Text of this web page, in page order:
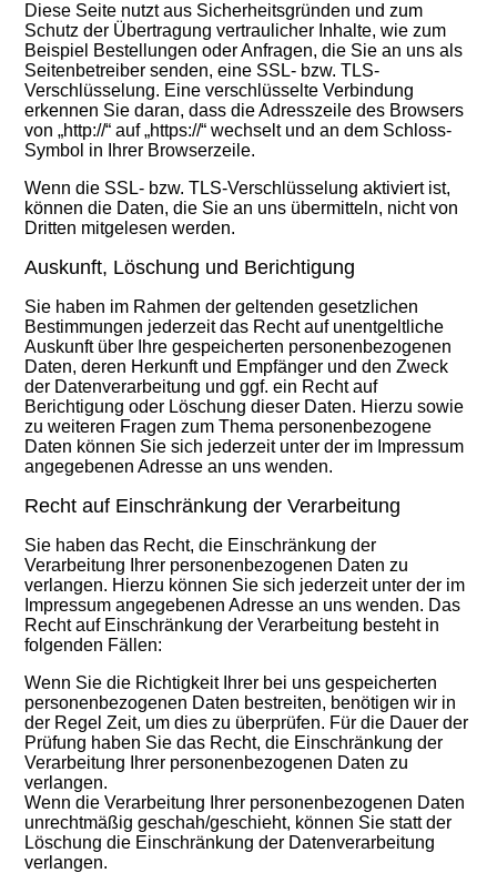
Diese Seite nutzt aus Sicherheitsgründen und zum
Schutz der Übertragung vertraulicher Inhalte, wie zum
Beispiel Bestellungen oder Anfragen, die Sie an uns als
Seitenbetreiber senden, eine SSL- bzw. TLS-
Verschlüsselung. Eine verschlüsselte Verbindung
erkennen Sie daran, dass die Adresszeile des Browsers
von „http://“ auf „https://“ wechselt und an dem Schloss-
Symbol in Ihrer Browserzeile.
Wenn die SSL- bzw. TLS-Verschlüsselung aktiviert ist,
können die Daten, die Sie an uns übermitteln, nicht von
Dritten mitgelesen werden.
Auskunft, Löschung und Berichtigung
Sie haben im Rahmen der geltenden gesetzlichen
Bestimmungen jederzeit das Recht auf unentgeltliche
Auskunft über Ihre gespeicherten personenbezogenen
Daten, deren Herkunft und Empfänger und den Zweck
der Datenverarbeitung und ggf. ein Recht auf
Berichtigung oder Löschung dieser Daten. Hierzu sowie
zu weiteren Fragen zum Thema personenbezogene
Daten können Sie sich jederzeit unter der im Impressum
angegebenen Adresse an uns wenden.
Recht auf Einschränkung der Verarbeitung
Sie haben das Recht, die Einschränkung der
Verarbeitung Ihrer personenbezogenen Daten zu
verlangen. Hierzu können Sie sich jederzeit unter der im
Impressum angegebenen Adresse an uns wenden. Das
Recht auf Einschränkung der Verarbeitung besteht in
folgenden Fällen:
Wenn Sie die Richtigkeit Ihrer bei uns gespeicherten
personenbezogenen Daten bestreiten, benötigen wir in
der Regel Zeit, um dies zu überprüfen. Für die Dauer der
Prüfung haben Sie das Recht, die Einschränkung der
Verarbeitung Ihrer personenbezogenen Daten zu
verlangen.
Wenn die Verarbeitung Ihrer personenbezogenen Daten
unrechtmäßig geschah/geschieht, können Sie statt der
Löschung die Einschränkung der Datenverarbeitung
verlangen.